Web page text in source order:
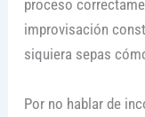
proceso
improvisación
siquiera sepas
Por no hablar de